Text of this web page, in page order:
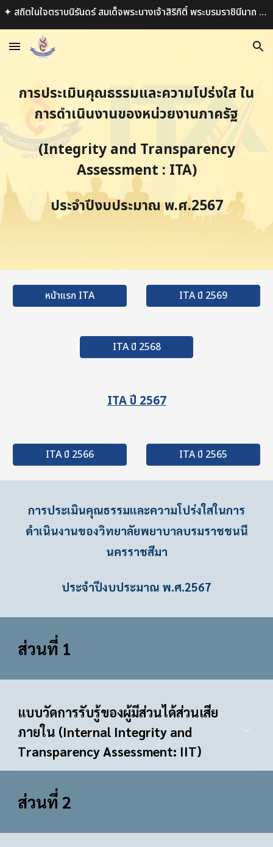
✦ สถิตในใจตราบนิรันดร์ สมเด็จพระนางเจ้าสิริกิติ์ พระบรมราชินีนาถ พระบรมราชชนนีพันปีหลวง ✦
การประเมินคุณธรรมและความโปร่งใส ใน
การดำเนินงานของหน่วยงานภาครัฐ
(Integrity and Transparency
Assessment : ITA)
ประจำปีงบประมาณ พ.ศ.2567
หน้าแรก ITA ITA ปี 2569
ITA ปี 2568
ITA ปี 2567
ITA ปี 2566 ITA ปี 2565
การประเมินคุณธรรมและความโปร่งใสในการ
ดำเนินงานของวิทยาลัยพยาบาลบรมราชชนนี
นครราชสีมา
ประจำปีงบประมาณ พ.ศ.2567
ส่วนที่ 1
แบบวัดการรับรู้ของผู้มีส่วนได้ส่วนเสีย
ภายใน (Internal Integrity and
Transparency Assessment: IIT)
ส่วนที่2